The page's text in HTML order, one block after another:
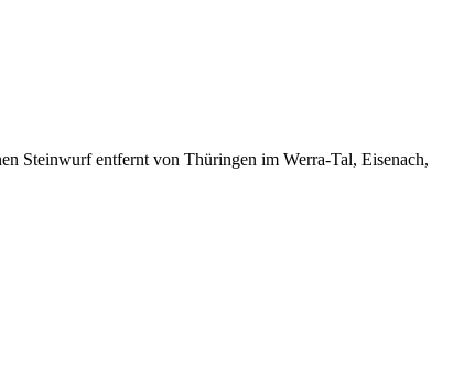
Steinwurf entfernt von Thüringen im Werra-Tal, Eisenach,